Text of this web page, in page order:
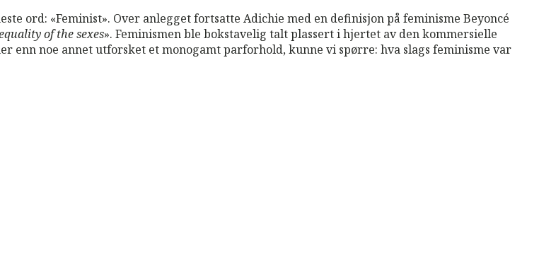
ord: «Feminist». Over anlegget fortsatte Adichie med en definisjon på feminisme Beyoncé
of the sexes». Feminismen ble bokstavelig talt plassert i hjertet av den kommersielle
enn noe annet utforsket et monogamt parforhold, kunne vi spørre: hva slags feminisme var